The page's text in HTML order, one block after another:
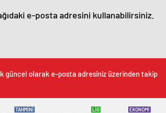
e-posta adresini kullanabilirsiniz.
güncel olarak e-posta adresiniz üzerinden takip
TAHMİNİ LİG EKONOMİ